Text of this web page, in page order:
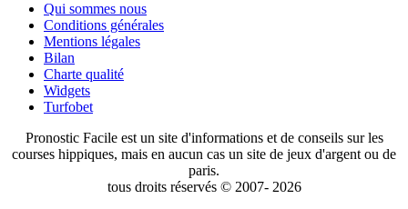
Qui sommes nous
Conditions générales
Mentions légales
Bilan
Charte qualité
Widgets
Turfobet
Pronostic Facile est un site d'informations et de conseils sur les
courses hippiques, mais en aucun cas un site de jeux d'argent ou de
paris.
tous droits réservés © 2007- 2026